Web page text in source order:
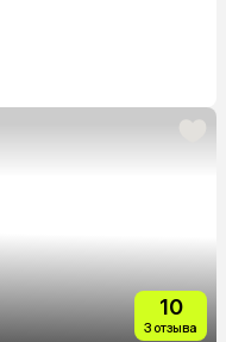
10
3 отзыва